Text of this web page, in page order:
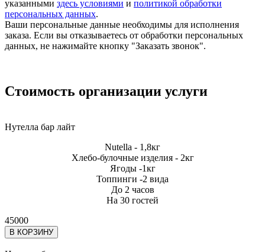
указанными здесь условиями и политикой обработки
персональных данных.
Ваши персональные данные необходимы для исполнения
заказа. Если вы отказываетесь от обработки персональных
данных, не нажимайте кнопку "Заказать звонок".
Стоимость организации услуги
Нутелла бар лайт
Nutella - 1,8кг
Хлебо-булочные изделия - 2кг
Ягоды -1кг
Топпинги -2 вида
До 2 часов
На 30 гостей
45000
В КОРЗИНУ